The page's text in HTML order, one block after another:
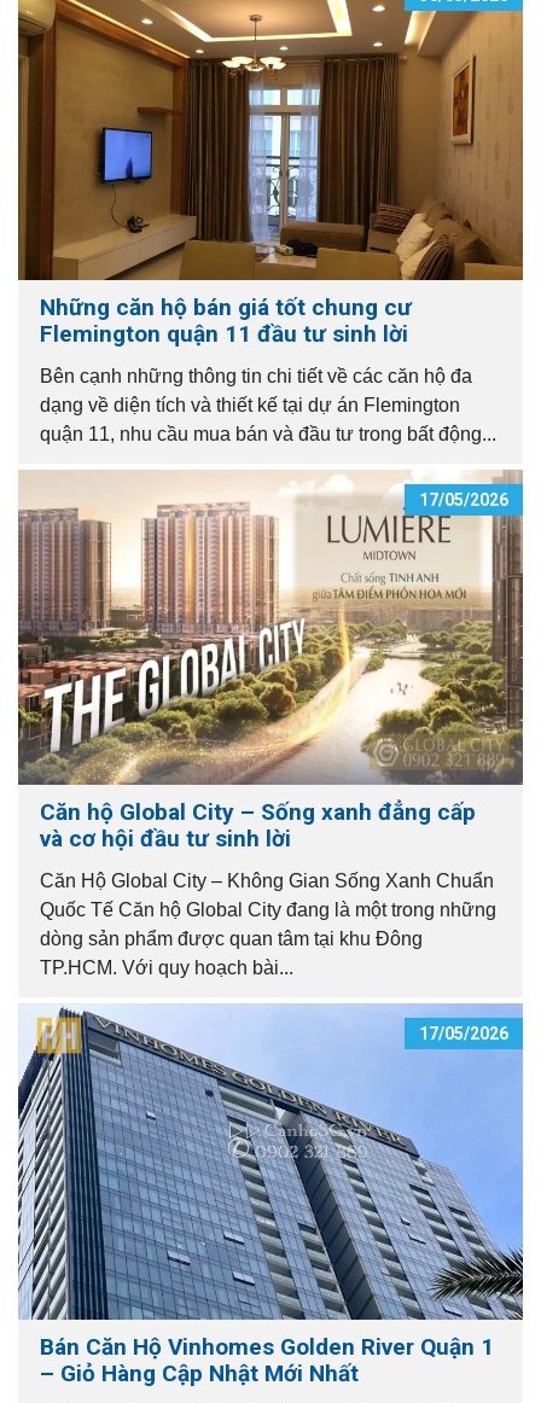
Những căn hộ bán giá tốt chung cư
Flemington quận 11 đầu tư sinh lời
Bên cạnh những thông tin chi tiết về các căn hộ đa
dạng về diện tích và thiết kế tại dự án Flemington
quận 11, nhu cầu mua bán và đầu tư trong bất động...
17/05/2026
Căn hộ Global City – Sống xanh đẳng cấp
và cơ hội đầu tư sinh lời
Căn Hộ Global City – Không Gian Sống Xanh Chuẩn
Quốc Tế Căn hộ Global City đang là một trong những
dòng sản phẩm được quan tâm tại khu Đông
TP.HCM. Với quy hoạch bài...
17/05/2026
Bán Căn Hộ Vinhomes Golden River Quận 1
– Giỏ Hàng Cập Nhật Mới Nhất